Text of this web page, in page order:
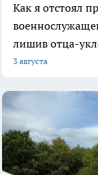
Как я отстоял
лишив отца-
3 августа